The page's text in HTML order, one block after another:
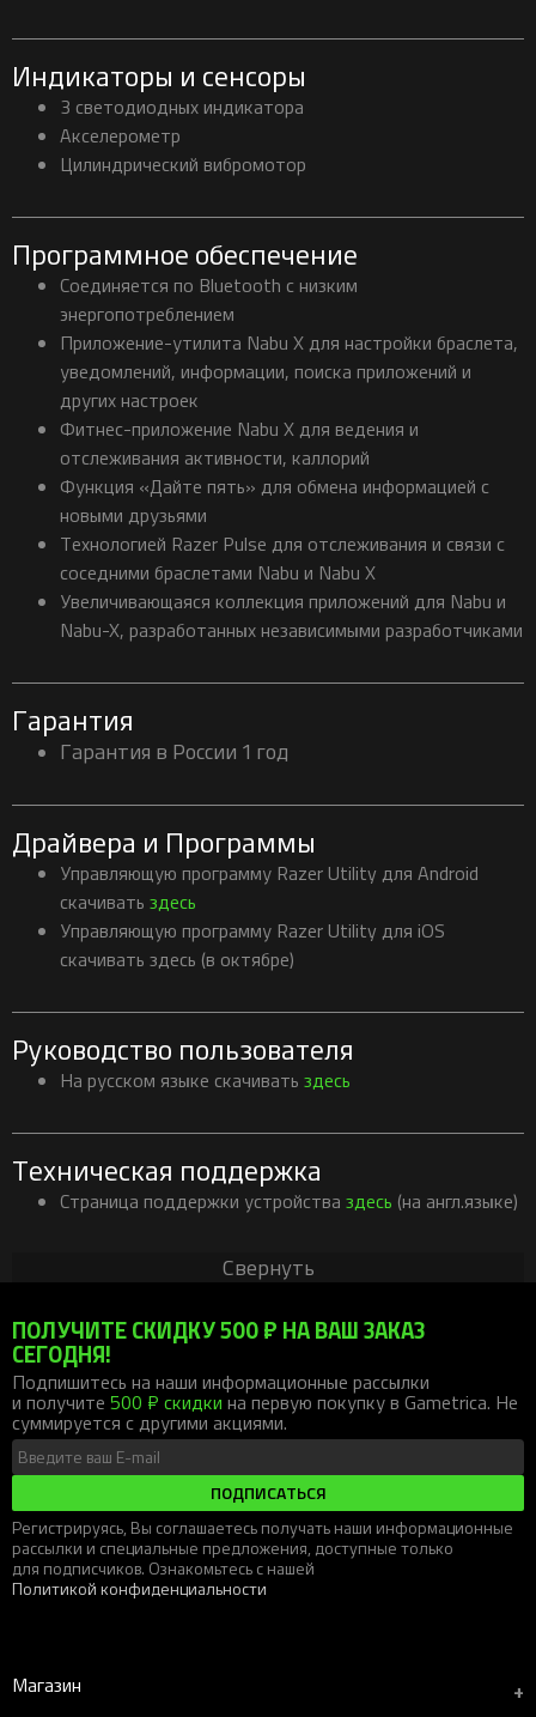
Индикаторы и сенсоры
3 светодиодных индикатора
Акселерометр
Цилиндрический вибромотор
Программное обеспечение
Соединяется по Bluetooth с низким
энергопотреблением
Приложение-утилита Nabu X для настройки браслета,
уведомлений, информации, поиска приложений и
других настроек
Фитнес-приложение Nabu X для ведения и
отслеживания активности, каллорий
Функция «Дайте пять» для обмена информацией с
новыми друзьями
Технологией Razer Pulse для отслеживания и связи с
соседними браслетами Nabu и Nabu X
Увеличивающаяся коллекция приложений для Nabu и
Nabu-X, разработанных независимыми разработчиками
Гарантия
Гарантия в России 1 год
Драйвера и Программы
Управляющую программу Razer Utility для Android
скачивать здесь
Управляющую программу Razer Utility для iOS
скачивать здесь (в октябре)
Руководство пользователя
На русском языке скачивать здесь
Техническая поддержка
Страница поддержки устройства здесь (на англ.языке)
Свернуть
ПОЛУЧИТЕ СКИДКУ 500 ₽ НА ВАШ ЗАКАЗ
СЕГОДНЯ!
Подпишитесь на наши информационные рассылки
и получите 500 ₽ скидкина первую покупку в Gametrica. Не
суммируется с другими акциями.
ПОДПИСАТЬСЯ
Регистрируясь, Вы соглашаетесь получать наши информационные
рассылки и специальные предложения, доступные только
для подписчиков. Ознакомьтесь с нашей
Политикой конфиденциальности
Магазин +